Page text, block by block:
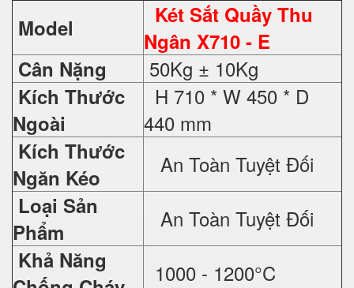
Model
Két Sắt Quầy Thu
Ngân X710 - E
Cân Nặng
50Kg ± 10Kg
Kích Thước
Ngoài
H 710 * W 450 * D
440 mm
Kích Thước
Ngăn Kéo
An Toàn Tuyệt Đối
Loại Sản
Phẩm
An Toàn Tuyệt Đối
Khả Năng
1000 - 1200°C